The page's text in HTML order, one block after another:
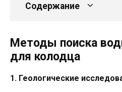
Содержание
Методы поиска
для колодца
1. Геологические